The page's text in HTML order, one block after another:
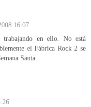
16:07
trabajando en ello. No está
el Fábrica Rock 2 se
Santa.